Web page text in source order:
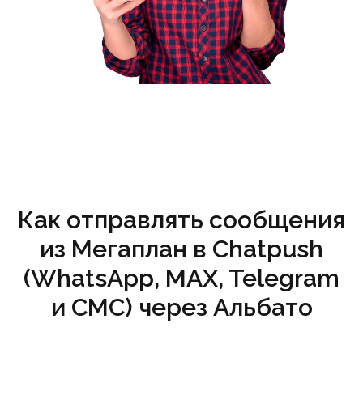
Как отправлять сообщения
из Мегаплан в Chatpush
(WhatsApp, MAX, Telegram
и СМС) через Альбато